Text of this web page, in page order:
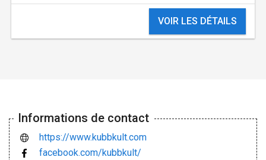
VOIR LES DÉTAILS
Informations de contact
https://www.kubbkult.com
facebook.com/kubbkult/